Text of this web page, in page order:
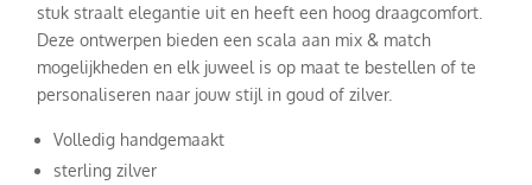
stuk straalt elegantie uit en heeft een hoog draagcomfort.
Deze ontwerpen bieden een scala aan mix & match
mogelijkheden en elk juweel is op maat te bestellen of te
personaliseren naar jouw stijl in goud of zilver.
Volledig handgemaakt
sterling zilver